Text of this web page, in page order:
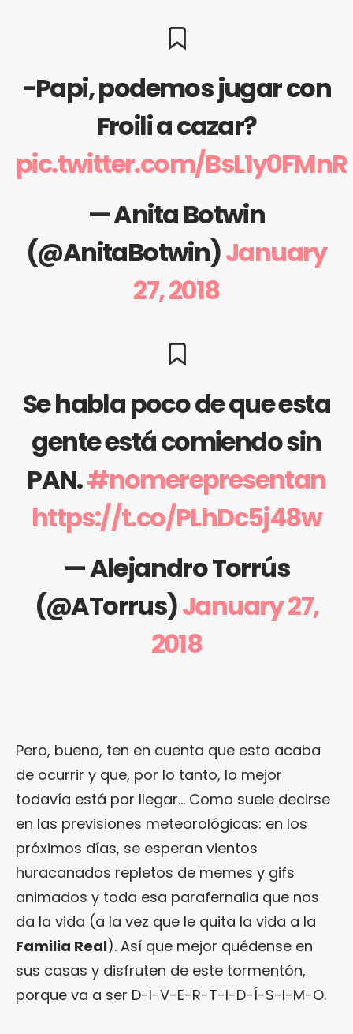
-Papi, podemos jugar con
Froili a cazar?
pic.twitter.com/BsL1y0FMnR
— Anita Botwin
(@AnitaBotwin)January
27, 2018
Se habla poco de que esta
gente está comiendo sin
PAN.#nomerepresentan
https://t.co/PLhDc5j48w
— Alejandro Torrús
(@ATorrus)January 27,
2018
Pero, bueno, ten en cuenta que esto acaba
de ocurrir y que, por lo tanto, lo mejor
todavía está por llegar… Como suele decirse
en las previsiones meteorológicas: en los
próximos días, se esperan vientos
huracanados repletos de memes y gifs
animados y toda esa parafernalia que nos
da la vida (a la vez que le quita la vida a la
Familia Real). Así que mejor quédense en
sus casas y disfruten de este tormentón,
porque va a ser D-I-V-E-R-T-I-D-Í-S-I-M-O.